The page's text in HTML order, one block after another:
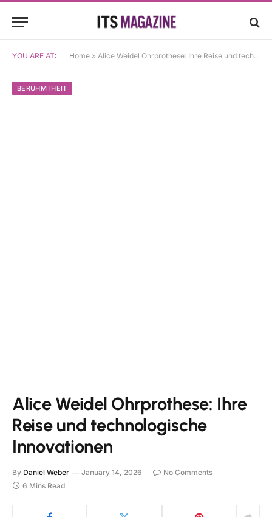
YOU ARE AT: Home » Alice Weidel Ohrprothese: Ihre Reise und technologische Innovationen
BERÜHMTHEIT
Alice Weidel Ohrprothese: Ihre
Reise und technologische
Innovationen
By Daniel Weber January 14, 2026
No Comments
6 Mins Read